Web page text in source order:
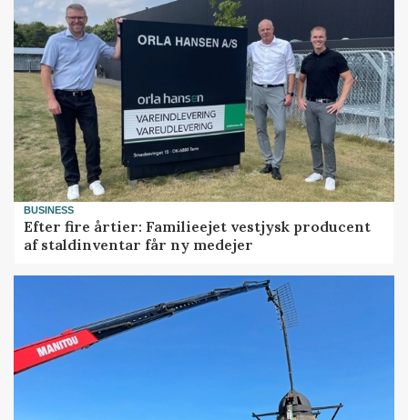
BUSINESS
Efter fire årtier: Familieejet vestjysk producent
af staldinventar får ny medejer